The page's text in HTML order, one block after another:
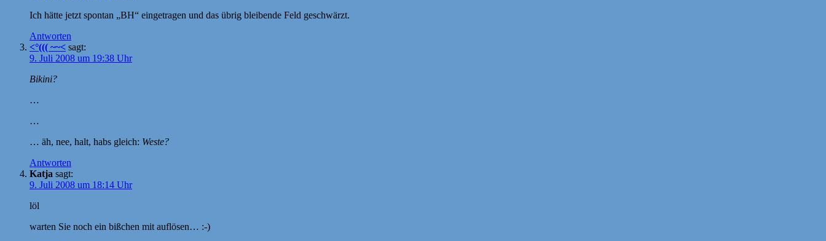
Ich hätte jetzt spontan „BH“ eingetragen und das übrig bleibende Feld geschwärzt.
Antworten
<°((( ~~< sagt:
9. Juli 2008 um 19:38 Uhr
Bikini?
…
…
… äh, nee, halt, habs gleich: Weste?
Antworten
Katja sagt:
9. Juli 2008 um 18:14 Uhr
löl
warten Sie noch ein bißchen mit auflösen… :-)